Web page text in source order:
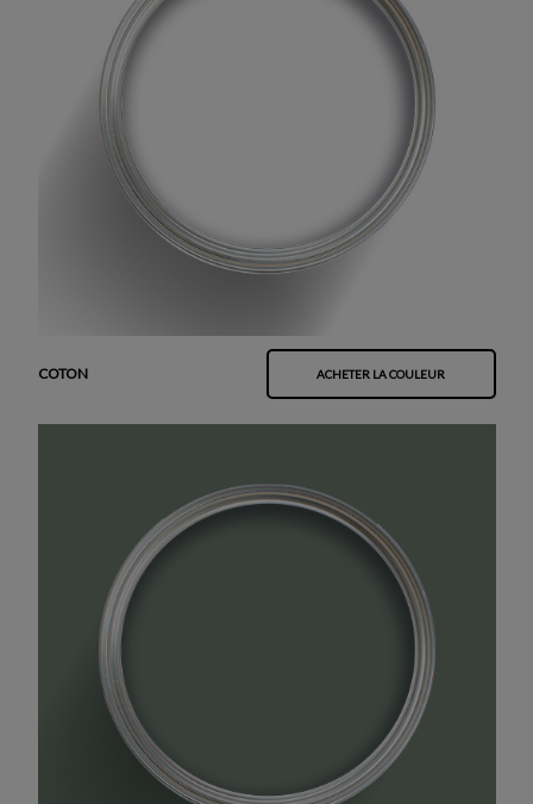
COTON ACHETER LA COULEUR